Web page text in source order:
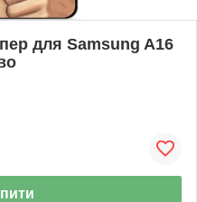
для Samsung A16